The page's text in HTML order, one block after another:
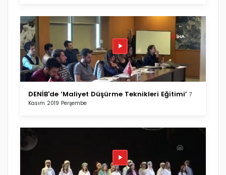
DENİB'de ‘Maliyet Düşürme Teknikleri Eğitimi’ 7
Kasım 2019 Perşembe